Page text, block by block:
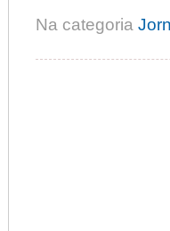
Na categoria